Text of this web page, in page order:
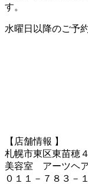
す。
水曜日以降のご予
【店舗情報 】
札幌市東区東苗穂
美容室 アーツヘ
０１１－７８３－